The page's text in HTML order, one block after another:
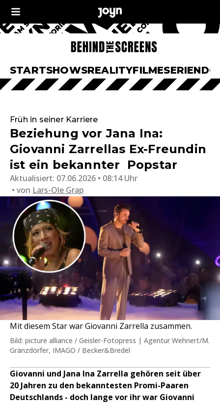
STARTSHOWSREALITYFILMESERIEN
Früh in seiner Karriere
Beziehung vor Jana Ina:
Giovanni Zarrellas Ex-Freundin
ist ein bekannter Popstar
Aktualisiert: 07.06.2026 • 08:14 Uhr
von Lars-Ole Grap
Mit diesem Star war Giovanni Zarrella zusammen.
Bild: picture alliance / Geisler-Fotopress | Agentur Wehnert/M.
Gränzdörfer, IMAGO / Becker&Bredel
Giovanni und Jana Ina Zarrella gehören seit über
20 Jahren zu den bekanntesten Promi-Paaren
Deutschlands - doch lange vor ihr war Giovanni